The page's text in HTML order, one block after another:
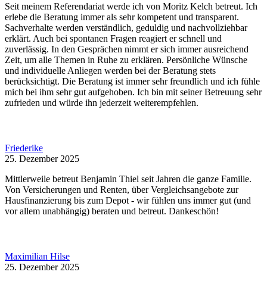
Seit meinem Referendariat werde ich von Moritz Kelch betreut. Ich
erlebe die Beratung immer als sehr kompetent und transparent.
Sachverhalte werden verständlich, geduldig und nachvollziehbar
erklärt. Auch bei spontanen Fragen reagiert er schnell und
zuverlässig. In den Gesprächen nimmt er sich immer ausreichend
Zeit, um alle Themen in Ruhe zu erklären. Persönliche Wünsche
und individuelle Anliegen werden bei der Beratung stets
berücksichtigt. Die Beratung ist immer sehr freundlich und ich fühle
mich bei ihm sehr gut aufgehoben. Ich bin mit seiner Betreuung sehr
zufrieden und würde ihn jederzeit weiterempfehlen.
Friederike
25. Dezember 2025
Mittlerweile betreut Benjamin Thiel seit Jahren die ganze Familie.
Von Versicherungen und Renten, über Vergleichsangebote zur
Hausfinanzierung bis zum Depot - wir fühlen uns immer gut (und
vor allem unabhängig) beraten und betreut. Dankeschön!
Maximilian Hilse
25. Dezember 2025